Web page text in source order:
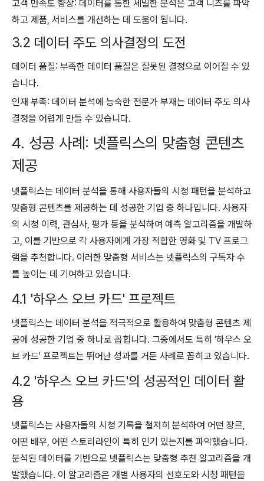
고객 만족도 향상: 데이터를 통한 세밀한 분석은 고객 니즈를 파악
하고 제품, 서비스를 개선하는 데 도움이 됩니다.
3.2 데이터 주도 의사결정의 도전
데이터 품질: 부족한 데이터 품질은 잘못된 결정으로 이어질 수 있
습니다.
인재 부족: 데이터 분석에 능숙한 전문가 부재는 데이터 주도 의사
결정을 어렵게 만들 수 있습니다.
4. 성공 사례: 넷플릭스의 맞춤형 콘텐츠
제공
넷플릭스는 데이터 분석을 통해 사용자들의 시청 패턴을 분석하고
맞춤형 콘텐츠를 제공하는 데 성공한 기업 중 하나입니다. 사용자
의 시청 이력, 관심사, 평가 등을 분석하여 예측 알고리즘을 개발하
고, 이를 기반으로 각 사용자에게 가장 적합한 영화 및 TV 프로그
램을 추천합니다. 이러한 맞춤형 서비스는 넷플릭스의 구독자 수
를 높이는 데 기여하고 있습니다.
4.1 '하우스 오브 카드' 프로젝트
넷플릭스는 데이터 분석을 적극적으로 활용하여 맞춤형 콘텐츠 제
공에 성공한 기업 중 하나로 꼽힙니다. 그중에서도 특히 '하우스 오
브 카드' 프로젝트는 뛰어난 성과를 거둔 사례로 꼽히고 있습니다.
4.2 '하우스 오브 카드'의 성공적인 데이터 활
용
넷플릭스는 사용자들의 시청 기록을 철저히 분석하여 어떤 장르,
어떤 배우, 어떤 스토리라인이 특히 인기 있는지를 파악했습니다.
분석된 데이터를 기반으로 넷플릭스는 맞춤형 추천 알고리즘을 개
발했습니다. 이 알고리즘은 개별 사용자의 선호도와 시청 패턴을